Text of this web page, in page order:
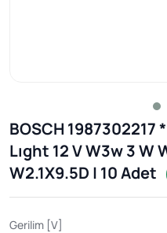
BOSCH 1987302217
Lıght 12 V W3w 3 W
W2.1X9.5D | 10 Adet
Gerilim [V]